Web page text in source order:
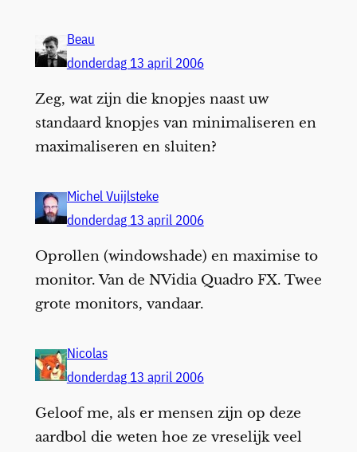
Beau
donderdag 13 april 2006
Zeg, wat zijn die knopjes naast uw
standaard knopjes van minimaliseren en
maximaliseren en sluiten?
Michel Vuijlsteke
donderdag 13 april 2006
Oprollen (windowshade) en maximise to
monitor. Van de NVidia Quadro FX. Twee
grote monitors, vandaar.
Nicolas
donderdag 13 april 2006
Geloof me, als er mensen zijn op deze
aardbol die weten hoe ze vreselijk veel